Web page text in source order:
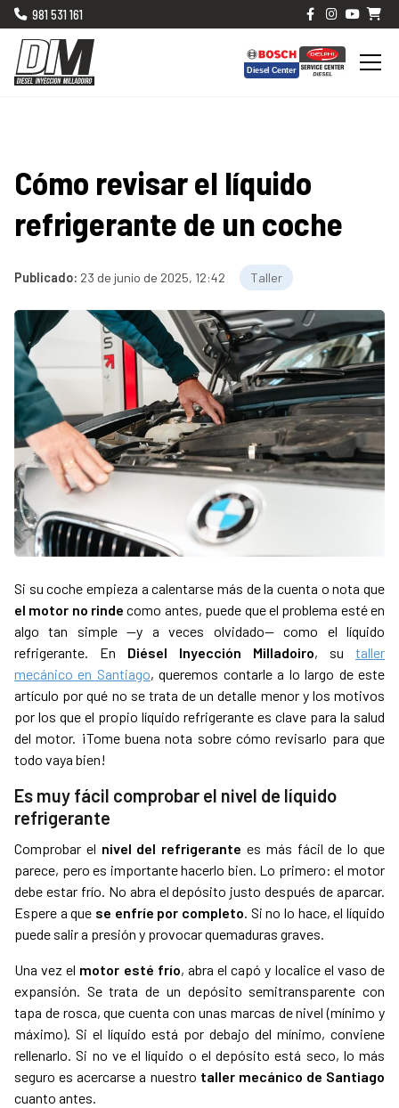
981 531 161
Cómo revisar el líquido
refrigerante de un coche
Publicado: 23 de junio de 2025, 12:42 Taller
Si su coche empieza a calentarse más de la cuenta o nota que
el motor no rinde como antes, puede que el problema esté en
algo tan simple —y a veces olvidado— como el líquido
refrigerante. En Diésel Inyección Milladoiro, su taller
mecánico en Santiago, queremos contarle a lo largo de este
artículo por qué no se trata de un detalle menor y los motivos
por los que el propio líquido refrigerante es clave para la salud
del motor. ¡Tome buena nota sobre cómo revisarlo para que
todo vaya bien!
Es muy fácil comprobar el nivel de líquido
refrigerante
Comprobar el nivel del refrigerante es más fácil de lo que
parece, pero es importante hacerlo bien. Lo primero: el motor
debe estar frío. No abra el depósito justo después de aparcar.
Espere a que se enfríe por completo. Si no lo hace, el líquido
puede salir a presión y provocar quemaduras graves.
Una vez el motor esté frío, abra el capó y localice el vaso de
expansión. Se trata de un depósito semitransparente con
tapa de rosca, que cuenta con unas marcas de nivel (mínimo y
máximo). Si el líquido está por debajo del mínimo, conviene
rellenarlo. Si no ve el líquido o el depósito está seco, lo más
seguro es acercarse a nuestro taller mecánico de Santiago
cuanto antes.